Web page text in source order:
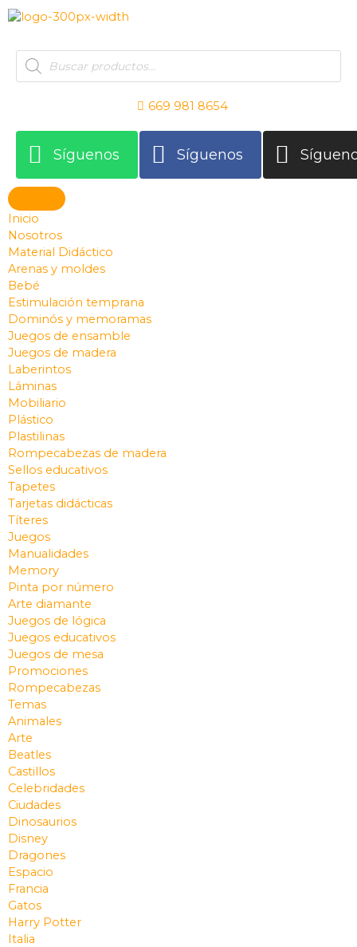
al
Products
search
669 981 8654
Síguenos Síguenos
Inicio
Nosotros
Material Didáctico
Arenas y moldes
Bebé
Estimulación temprana
Dominós y memoramas
Juegos de ensamble
Juegos de madera
Laberintos
Láminas
Mobiliario
Plástico
Plastilinas
Rompecabezas de madera
Sellos educativos
Tapetes
Tarjetas didácticas
Títeres
Juegos
Manualidades
Memory
Pinta por número
Arte diamante
Juegos de lógica
Juegos educativos
Juegos de mesa
Promociones
Rompecabezas
Temas
Animales
Arte
Beatles
Castillos
Celebridades
Ciudades
Dinosaurios
Disney
Dragones
Espacio
Francia
Gatos
Harry Potter
Italia